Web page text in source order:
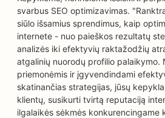
svarbus SEO optimizavimas.
siūlo išsamius sprendimus, kaip
internete - nuo paieškos rezultatų
analizės iki efektyvių raktažodžių
atgalinių nuorodų profilio palaikymo.
priemonėmis ir įgyvendindami
skatinančias strategijas, jūsų
klientų, susikurti tvirtą reputaciją
ilgalaikės sėkmės konkurencingame